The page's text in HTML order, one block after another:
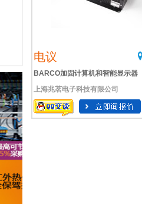
电议
BARCO加固计算机和智能显示器
上海兆茗电子科技有限公司